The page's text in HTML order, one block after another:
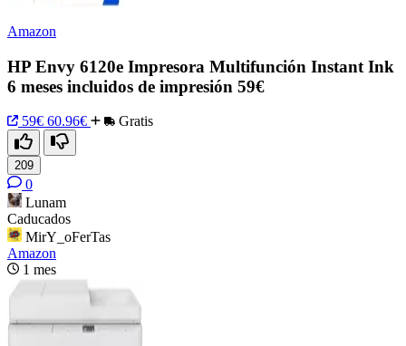
Amazon
HP Envy 6120e Impresora Multifunción Instant Ink
6 meses incluidos de impresión 59€
59€ 60.96€ Gratis
209
0
Lunam
Caducados
MirY_oFerTas
Amazon
1 mes